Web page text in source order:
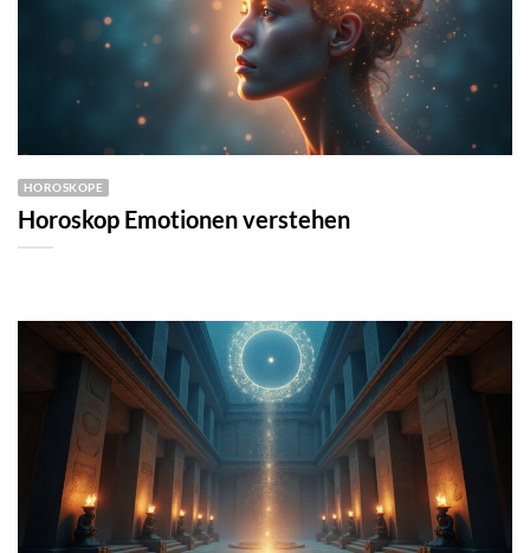
HOROSKOPE
Horoskop Emotionen verstehen